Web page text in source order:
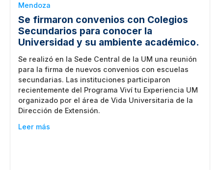
Mendoza
Se firmaron convenios con Colegios
Secundarios para conocer la
Universidad y su ambiente académico.
Se realizó en la Sede Central de la UM una reunión
para la firma de nuevos convenios con escuelas
secundarias. Las instituciones participaron
recientemente del Programa Viví tu Experiencia UM
organizado por el área de Vida Universitaria de la
Dirección de Extensión.
Leer más